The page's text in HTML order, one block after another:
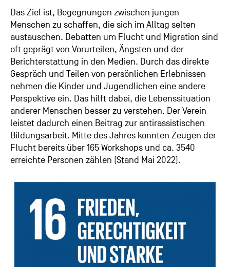
Das Ziel ist, Begegnungen zwischen jungen
Menschen zu schaffen, die sich im Alltag selten
austauschen. Debatten um Flucht und Migration sind
oft geprägt von Vorurteilen, Ängsten und der
Berichterstattung in den Medien. Durch das direkte
Gespräch und Teilen von persönlichen Erlebnissen
nehmen die Kinder und Jugendlichen eine andere
Perspektive ein. Das hilft dabei, die Lebenssituation
anderer Menschen besser zu verstehen. Der Verein
leistet dadurch einen Beitrag zur antirassistischen
Bildungsarbeit. Mitte des Jahres konnten Zeugen der
Flucht bereits über 165 Workshops und ca. 3540
erreichte Personen zählen (Stand Mai 2022).